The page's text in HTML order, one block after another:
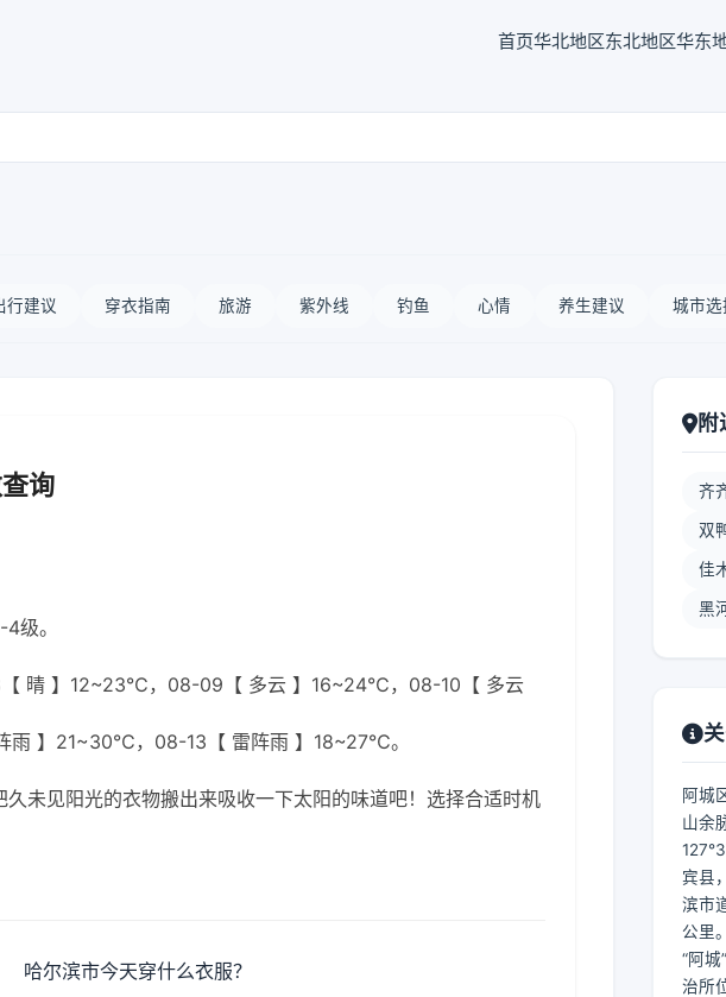
首页华北地区东北地区华东
行建议 穿衣指南 旅游 紫外线 钓鱼 心情 养生建议 城市选
询
级。
晴 】12~23℃，08-09【 多云 】16~24℃，08-10【 多云
】21~30℃，08-13【 雷阵雨 】18~27℃。
未见阳光的衣物搬出来吸收一下太阳的味道吧！选择合适时机
哈尔滨市今天穿什么衣服？
附
齐
双
佳
黑
阿城
山余
宾县
滨市
公里。
“阿
治所